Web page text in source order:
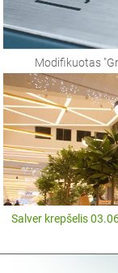
Modifikuotas
Salver krepšelis